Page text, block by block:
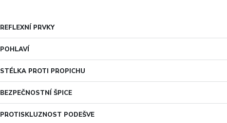
REFLEXNÍ PRVKY
POHLAVÍ
STÉLKA PROTI PROPICHU
BEZPEČNOSTNÍ ŠPICE
PROTISKLUZNOST PODEŠVE